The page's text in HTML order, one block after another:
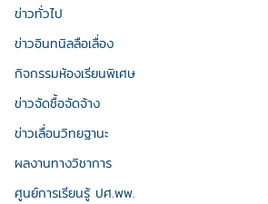
ข่าวทั่วไป
ข่าวอินทนิลลือเลื่อง
กิจกรรมห้องเรียนพิเศษ
ข่าวจัดซื้อจัดจ้าง
ข่าวเลื่อนวิทยฐานะ
ผลงานทางวิชาการ
ศูนย์การเรียนรู้ ปศ.พพ.